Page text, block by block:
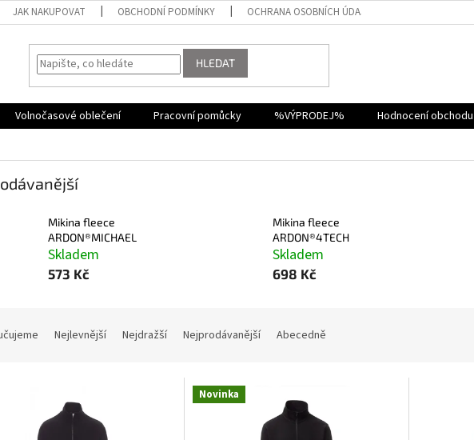
JAK NAKUPOVAT OBCHODNÍ PODMÍNKY OCHRANA OSOBNÍCH ÚDAJŮ
HLEDAT
Volnočasové oblečení Pracovní pomůcky %VÝPRODEJ% Hodnocení obchodu
Mikina fleece
ARDON®MICHAEL
Skladem
573 Kč
Mikina fleece
ARDON®4TECH
Skladem
698 Kč
Nejlevnější Nejdražší Nejprodávanější Abecedně
Novinka